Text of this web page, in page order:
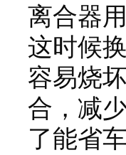
离合器
这时候
容易烧
合，减
了能省